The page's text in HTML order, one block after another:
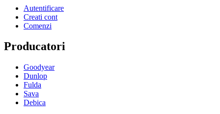
Autentificare
Creati cont
Comenzi
Producatori
Goodyear
Dunlop
Fulda
Sava
Debica